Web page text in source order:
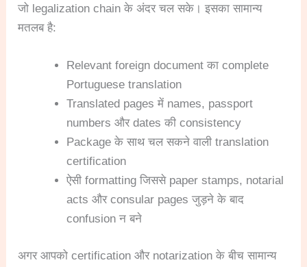
जो legalization chain के अंदर चल सके। इसका सामान्य
मतलब है:
Relevant foreign document का complete
Portuguese translation
Translated pages में names, passport
numbers और dates की consistency
Package के साथ चल सकने वाली translation
certification
ऐसी formatting जिससे paper stamps, notarial
acts और consular pages जुड़ने के बाद
confusion न बने
अगर आपको certification और notarization के बीच सामान्य